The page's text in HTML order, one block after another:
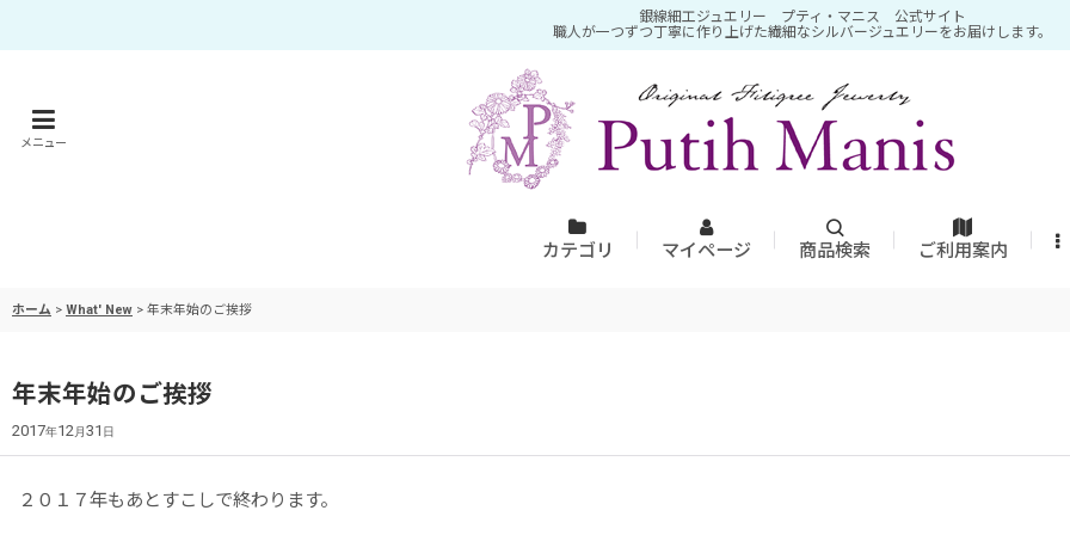
銀線細工ジュエリー プティ・マニス 公式サイト
職人が一つずつ丁寧に作り上げた繊細なシルバージュエリーをお届けします。
メニュー
カテゴリ マイページ 商品検索 ご利用案内
ホーム > What' New > 年末年始のご挨拶
年末年始のご挨拶
2017年12月31 日
２０１７年もあとすこしで終わります。